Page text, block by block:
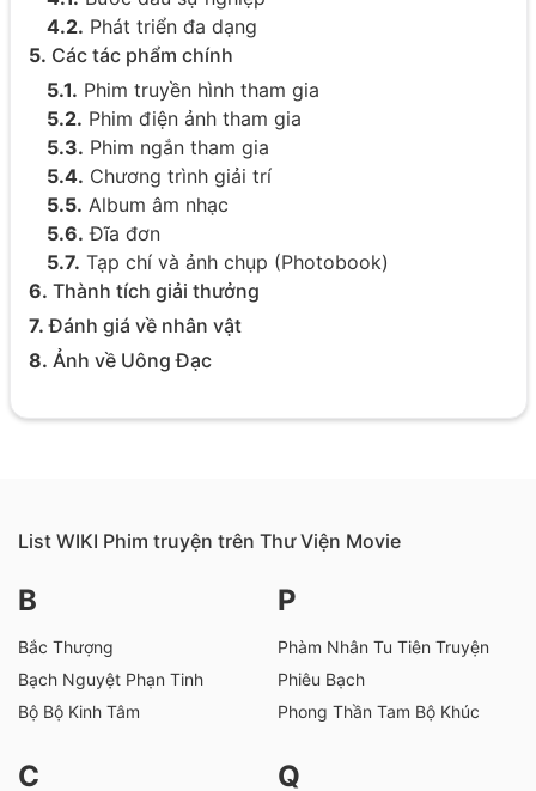
4.2. Phát triển đa dạng
5. Các tác phẩm chính
5.1. Phim truyền hình tham gia
5.2. Phim điện ảnh tham gia
5.3. Phim ngắn tham gia
5.4. Chương trình giải trí
5.5. Album âm nhạc
5.6. Đĩa đơn
5.7. Tạp chí và ảnh chụp (Photobook)
6. Thành tích giải thưởng
7. Đánh giá về nhân vật
8. Ảnh về Uông Đạc
List WIKI Phim truyện trên Thư Viện Movie
B
Bắc Thượng
Bạch Nguyệt Phạn Tinh
Bộ Bộ Kinh Tâm
C
P
Phàm Nhân Tu Tiên Truyện
Phiêu Bạch
Phong Thần Tam Bộ Khúc
Q